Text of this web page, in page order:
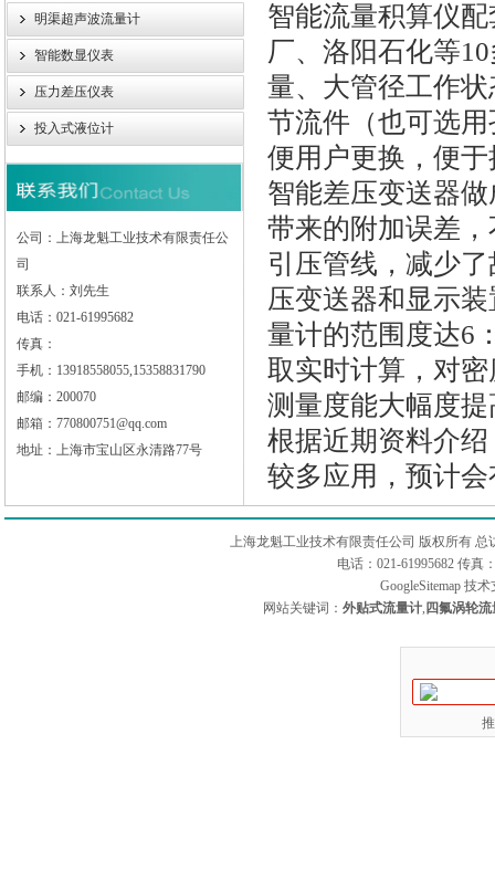
明渠超声波流量计
智能数显仪表
压力差压仪表
投入式液位计
公司：上海龙魁工业技术有限责任公
司
联系人：刘先生
电话：021-61995682
传真：
手机：13918558055,15358831790
邮编：200070
邮箱：770800751@qq.com
地址：上海市宝山区永清路77号
智能流量积算仪
厂、洛阳石化等
量、大管径工作
节流件（也可选
便用户更换，便
智能差压变送器
带来的附加误差
引压管线，减少
压变送器和显示
量计的范围度达6
取实时计算，对
测量度能大幅度提
根据近期资料介
较多应用，预计
上海龙魁工业技术有限责任公司 版权所有 总
电话：021-61995682 传真
GoogleSitemap技术
网站关键词： 外贴式流量计, 四氟涡轮流